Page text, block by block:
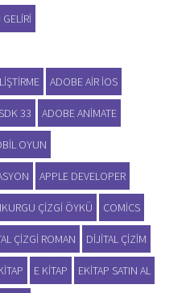
ADOBE AIR IOS
33 ADOBE ANIMATE
OYUN
APPLE DEVELOPER
ÇIZGI ÖYKÜ COMICS
ÇIZGI ROMAN DIJITAL ÇIZIM
E KITAP EKITAP SATIN AL